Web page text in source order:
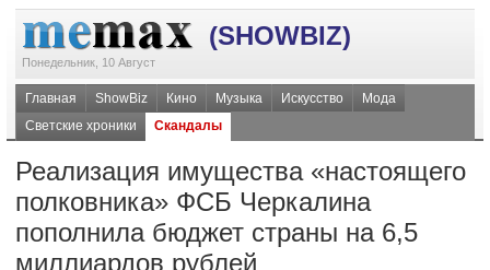
(SHOWBIZ)
Понедельник, 10 Август
Главная ShowBiz Кино Музыка Искусство
Мода
Светские хроники
Скандалы
Реализация имущества «настоящего
полковника» ФСБ Черкалина
пополнила бюджет страны на 6,5
миллиардов рублей